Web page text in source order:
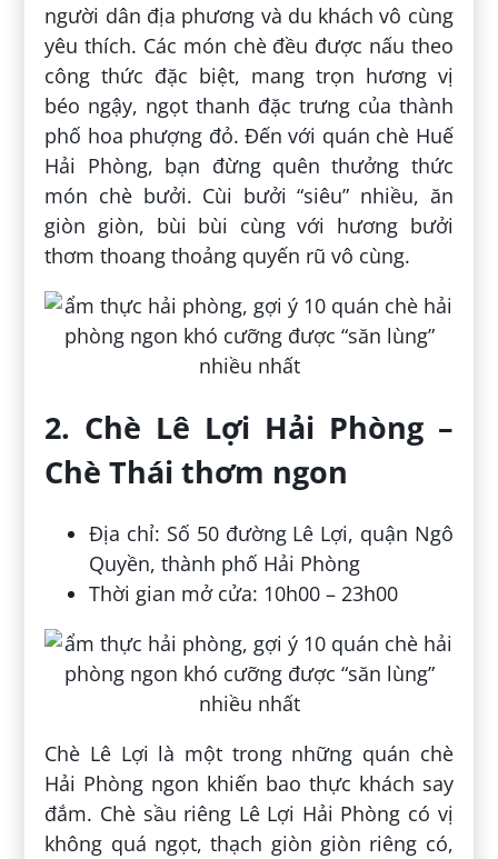
người dân địa phương và du khách vô cùng
yêu thích. Các món chè đều được nấu theo
công thức đặc biệt, mang trọn hương vị
béo ngậy, ngọt thanh đặc trưng của thành
phố hoa phượng đỏ. Đến với quán chè Huế
Hải Phòng, bạn đừng quên thưởng thức
món chè bưởi. Cùi bưởi “siêu” nhiều, ăn
giòn giòn, bùi bùi cùng với hương bưởi
thơm thoang thoảng quyến rũ vô cùng.
2. Chè Lê Lợi Hải Phòng –
Chè Thái thơm ngon
Địa chỉ: Số 50 đường Lê Lợi, quận Ngô
Quyền, thành phố Hải Phòng
Thời gian mở cửa: 10h00 – 23h00
Chè Lê Lợi là một trong những quán chè
Hải Phòng ngon khiến bao thực khách say
đắm. Chè sầu riêng Lê Lợi Hải Phòng có vị
không quá ngọt, thạch giòn giòn riêng có,